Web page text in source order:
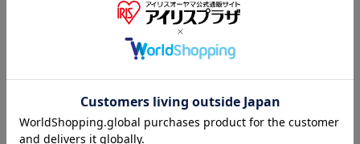
販売元：BACKYARD FAMILY
1
その他ベビーカーの関連カテゴリの商品を